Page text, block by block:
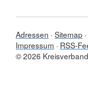
Adressen Sitemap
Impressum
RSS-
© 2026